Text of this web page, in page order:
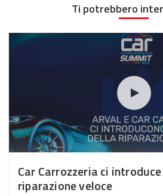
Ti potrebbero
Car Carrozzeria ci
riparazione veloce